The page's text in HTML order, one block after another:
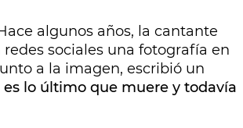
algunos años, la cantante
sociales una fotografía en
a la imagen, escribió un
es lo último que muere y todavía